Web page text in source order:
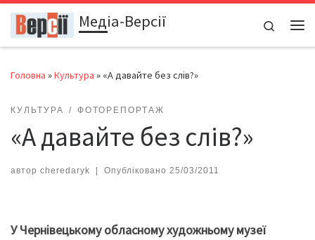
Перейти до вмістуМедіа-Версії
Search
Головна »Культура » «А давайте без слів?»
КУЛЬТУРА ФОТОРЕПОРТАЖ
«А давайте без слів?»
автор cheredaryk | Опубліковано 25/03/2011
У Чернівецькому обласному художньому музеї